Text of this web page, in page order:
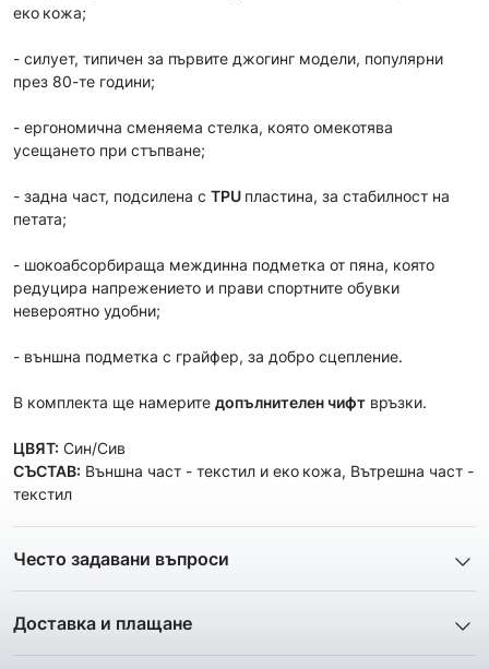
еко кожа;
- силует, типичен за първите джогинг модели, популярни
през 80-те години;
- ергономична сменяема стелка, която омекотява
усещането при стъпване;
- задна част, подсилена с TPU пластина, за стабилност на
петата;
- шокоабсорбираща междинна подметка от пяна, която
редуцира напрежението и прави спортните обувки
невероятно удобни;
- външна подметка с грайфер, за добро сцепление.
В комплекта ще намерите допълнителен чифт връзки.
ЦВЯТ: Син/Сив
СЪСТАВ: Външна част - текстил и еко кожа, Вътрешна част -
текстил
Често задавани въпроси
ще получа?
Доставка и плащане